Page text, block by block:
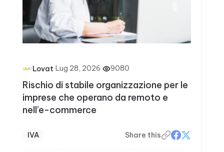
Lovat·Lug 28, 2026· 9080
Rischio di stabile organizzazione per le
imprese che operano da remoto e
nell’e-commerce
IVA Share this